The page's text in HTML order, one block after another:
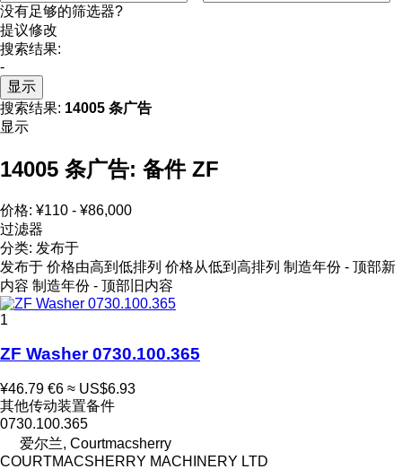
没有足够的筛选器?
提议修改
搜索结果:
-
显示
搜索结果: 14005 条广告
显示
14005 条广告: 备件 ZF
价格: ¥110 - ¥86,000
过滤器
分类: 发布于
发布于 价格由高到低排列 价格从低到高排列 制造年份 - 顶部新
内容 制造年份 - 顶部旧内容
1
ZF Washer 0730.100.365
¥46.79 €6 ≈ US$6.93
其他传动装置备件
0730.100.365
爱尔兰, Courtmacsherry
COURTMACSHERRY MACHINERY LTD